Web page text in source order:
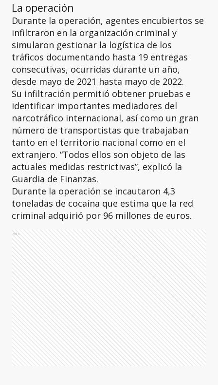
La operación
Durante la operación, agentes encubiertos se
infiltraron en la organización criminal y
simularon gestionar la logística de los
tráficos documentando hasta 19 entregas
consecutivas, ocurridas durante un año,
desde mayo de 2021 hasta mayo de 2022.
Su infiltración permitió obtener pruebas e
identificar importantes mediadores del
narcotráfico internacional, así como un gran
número de transportistas que trabajaban
tanto en el territorio nacional como en el
extranjero. “Todos ellos son objeto de las
actuales medidas restrictivas”, explicó la
Guardia de Finanzas.
Durante la operación se incautaron 4,3
toneladas de cocaína que estima que la red
criminal adquirió por 96 millones de euros.
Ads